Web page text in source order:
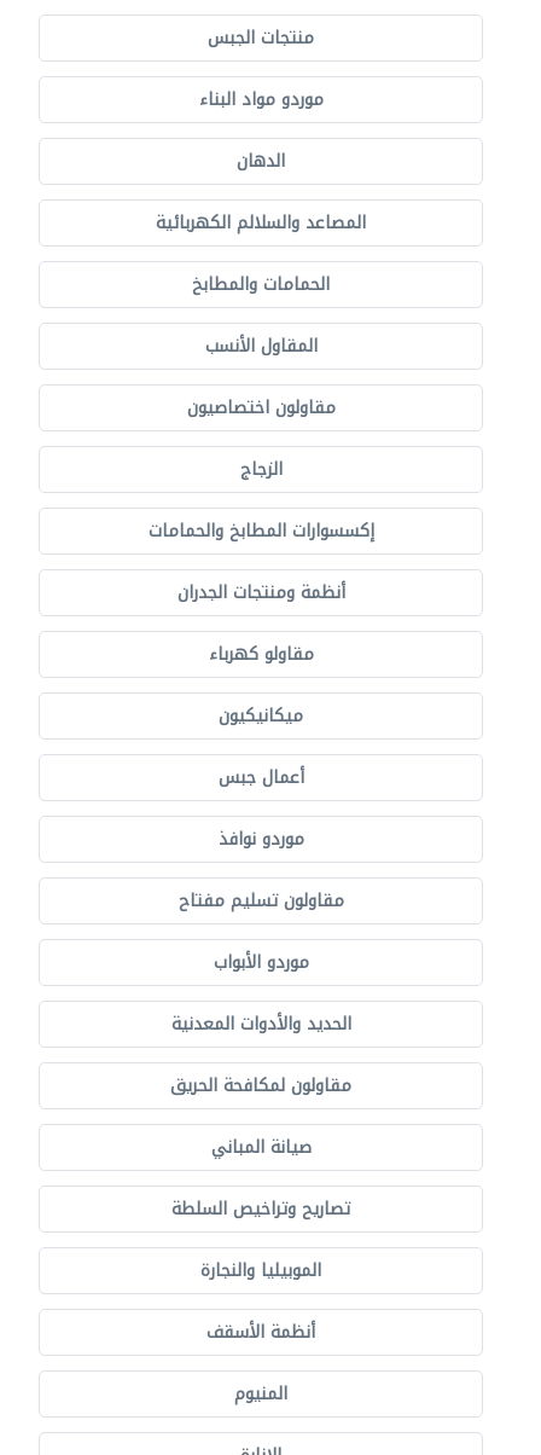
منتجات الجبس
موردو مواد البناء
الدهان
المصاعد والسلالم الكهربائية
الحمامات والمطابخ
المقاول الأنسب
مقاولون اختصاصيون
الزجاج
إكسسوارات المطابخ والحمامات
أنظمة ومنتجات الجدران
مقاولو كهرباء
ميكانيكيون
أعمال جبس
موردو نوافذ
مقاولون تسليم مفتاح
موردو الأبواب
الحديد والأدوات المعدنية
مقاولون لمكافحة الحريق
صيانة المباني
تصاريح وتراخيص السلطة
الموبيليا والنجارة
أنظمة الأسقف
المنيوم